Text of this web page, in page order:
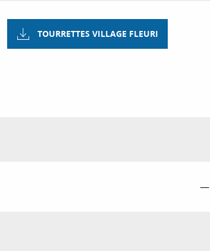
TOURRETTES VILLAGE FLEURI
—